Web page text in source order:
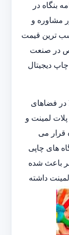
بنگاه در
مشاوره و
ترین قیمت
در صنعت
دیجیتال
در فضاهای
لمینت و
قرار می
های چاپی
باعث شده
داشته